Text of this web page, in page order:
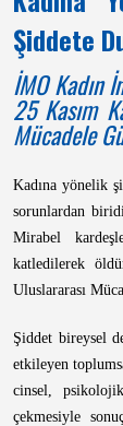
Şiddete
İMO Kadın
25 Kasım
Mücadele
Kadına yönelik
sorunlardan
Mirabel
katledilerek
Uluslararası
Şiddet bireysel
etkileyen
cinsel,
çekmesiyle